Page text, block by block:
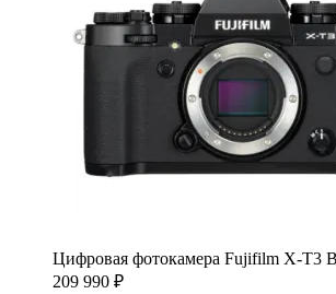
Цифровая фотокамера Fujifilm X-T3
209 990 ₽